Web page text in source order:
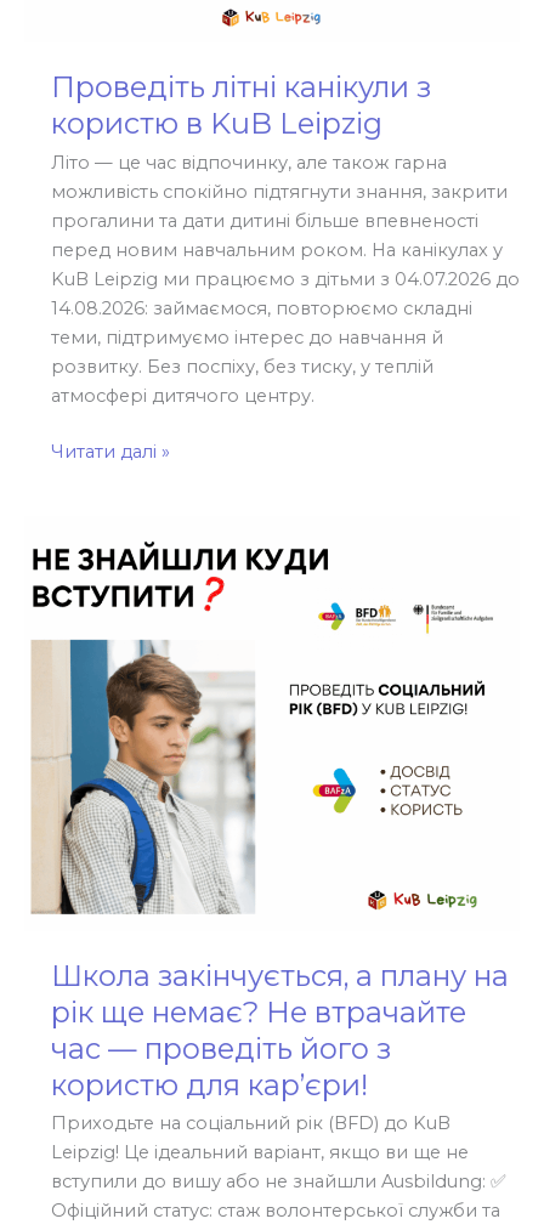
Проведіть літні канікули з
користю в KuB Leipzig
Літо — це час відпочинку, але також гарна
можливість спокійно підтягнути знання, закрити
прогалини та дати дитині більше впевненості
перед новим навчальним роком. На канікулах у
KuB Leipzig ми працюємо з дітьми з 04.07.2026 до
14.08.2026: займаємося, повторюємо складні
теми, підтримуємо інтерес до навчання й
розвитку. Без поспіху, без тиску, у теплій
атмосфері дитячого центру.
Читати далі »
Школа закінчується, а плану на
рік ще немає? Не втрачайте
час — проведіть його з
користю для кар’єри!
Приходьте на соціальний рік (BFD) до KuB
Leipzig! Це ідеальний варіант, якщо ви ще не
вступили до вишу або не знайшли Ausbildung: ✅
Офіційний статус: стаж волонтерської служби та
закінчується,
а
на
ще
немає?
Не
втрачайте
час
—
проведіть
його
користю
кар’єри!